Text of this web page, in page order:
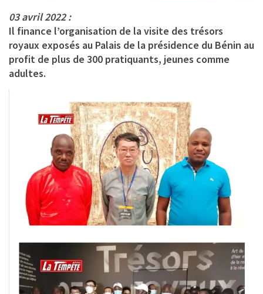
03 avril 2022 :
Il finance l’organisation de la visite des trésors
royaux exposés au Palais de la présidence du Bénin au
profit de plus de 300 pratiquants, jeunes comme
adultes.